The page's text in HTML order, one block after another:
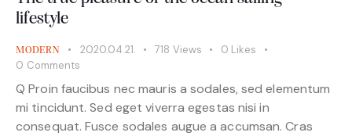
lifestyle
MODERN 2020.04.21. 718 Views 0 Likes
0 Comments
Q Proin faucibus nec mauris a sodales, sed elementum
mi tincidunt. Sed eget viverra egestas nisi in
consequat. Fusce sodales augue a accumsan. Cras